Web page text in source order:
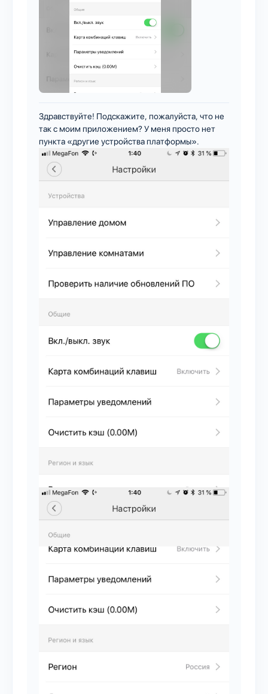
Здравствуйте! Подскажите, пожалуйста, что не
так с моим приложением? У меня просто нет
пункта «другие устройства платформы».